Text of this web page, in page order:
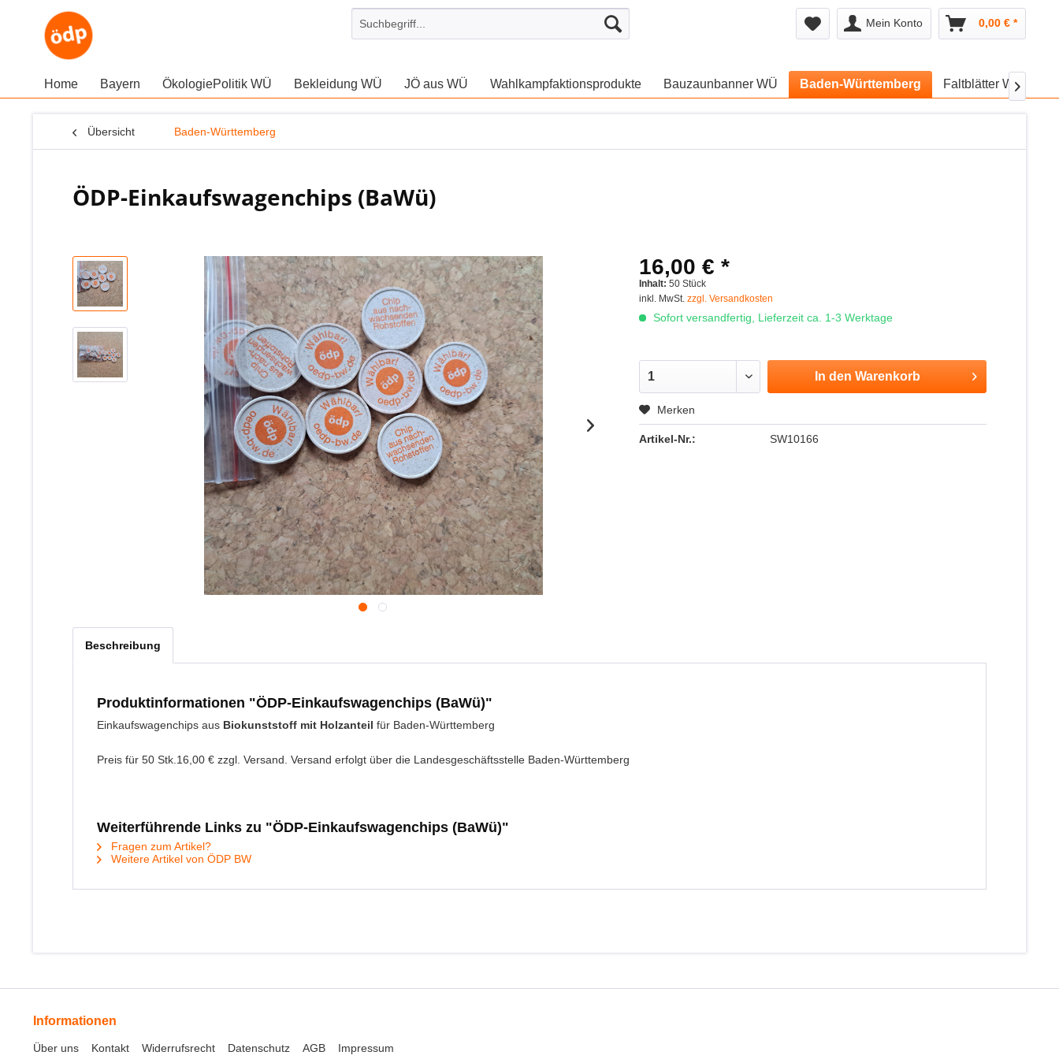
Mein Konto 0,00 € *
Home Bayern ÖkologiePolitik WÜ Bekleidung WÜ JÖ aus WÜ Wahlkampfaktionsprodukte Bauzaunbanner WÜ Baden-Württemberg Faltblätter WÜ

Übersicht Baden-Württemberg
ÖDP-Einkaufswagenchips (BaWü)
16,00 € *
Inhalt:50 Stück
inkl. MwSt.zzgl. Versandkosten
Sofort versandfertig, Lieferzeit ca. 1-3 Werktage
In den Warenkorb
Merken
Artikel-Nr.: SW10166
Beschreibung
Produktinformationen "ÖDP-Einkaufswagenchips (BaWü)"
Einkaufswagenchips aus Biokunststoff mit Holzanteil für Baden-Württemberg
Preis für 50 Stk.16,00 € zzgl. Versand. Versand erfolgt über die Landesgeschäftsstelle Baden-Württemberg
Weiterführende Links zu "ÖDP-Einkaufswagenchips (BaWü)"
Fragen zum Artikel?
Weitere Artikel von ÖDP BW
Informationen
Über uns Kontakt Widerrufsrecht Datenschutz AGB Impressum